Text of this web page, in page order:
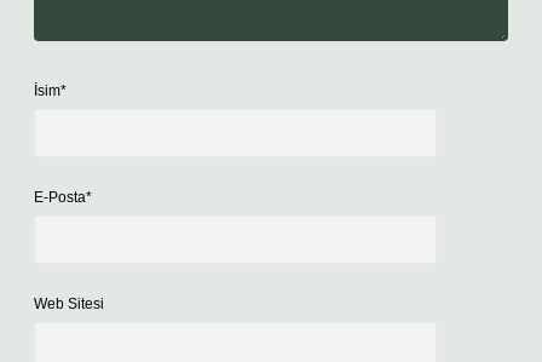
İsim*
E-Posta*
Web Sitesi